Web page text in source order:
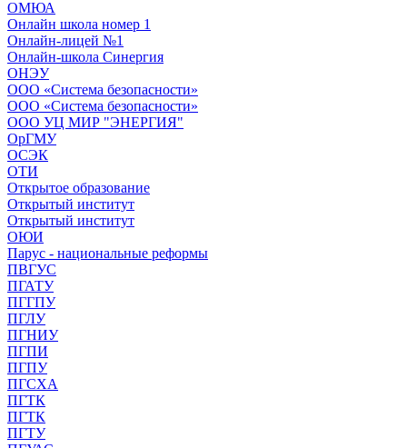
ОМЮА
Онлайн школа номер 1
Онлайн-лицей №1
Онлайн-школа Синергия
ОНЭУ
ООО «Система безопасности»
ООО «Система безопасности»
ООО УЦ МИР "ЭНЕРГИЯ"
ОрГМУ
ОСЭК
ОТИ
Открытое образование
Открытый институт
Открытый институт
ОЮИ
Парус - национальные реформы
ПВГУС
ПГАТУ
ПГГПУ
ПГЛУ
ПГНИУ
ПГПИ
ПГПУ
ПГСХА
ПГТК
ПГТК
ПГТУ